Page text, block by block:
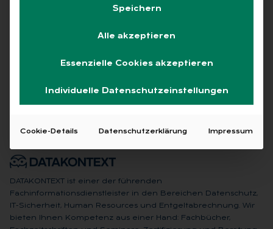
Keine Beiträge gefunden
DATAKONTEXT ist einer der führenden
Fachinformationsdienstleister in den Bereichen Datenschutz,
IT-Sicherheit, Human Resources und Entgeltabrechnung. Wir
bieten Ihnen Kompetenz aus einer Hand: Fachbücher,
Speichern
Alle akzeptieren
Essenzielle Cookies akzeptieren
Individuelle Datenschutzeinstellungen
Cookie-Details Datenschutzerklärung Impressum